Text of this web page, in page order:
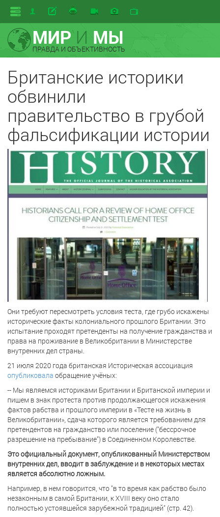
МИРИ МЫ
ПРАВДА И ОБЪЕКТИВНОСТЬ
Британские историки
обвинили
правительство в грубой
фальсификации истории
Они требуют пересмотреть условия теста, где грубо искажены
исторические факты колониального прошлого Британии. Это
испытание проходят претенденты на получение гражданства и
права на проживание в Великобритании в Министерстве
внутренних дел страны.
21 июля 2020 года британская Историческая ассоциация
опубликовала обращение учёных:
-- Мы являемся историками Британии и Британской империи и
пишем в знак протеста против продолжающегося искажения
фактов рабства и прошлого империи в «Тесте на жизнь в
Великобритании», сдача которого является требованием для
претендентов на гражданство или поселение ("бессрочное
разрешение на пребывание") в Соединенном Королевстве.
Это официальный документ, опубликованный Министерством
внутренних дел, вводит в заблуждение и в некоторых местах
является абсолютно ложным.
Например, в нем говорится, что "в то время как рабство было
незаконным в самой Британии, к XVIII веку оно стало
полностью устоявшейся зарубежной традицией" (стр. 42).